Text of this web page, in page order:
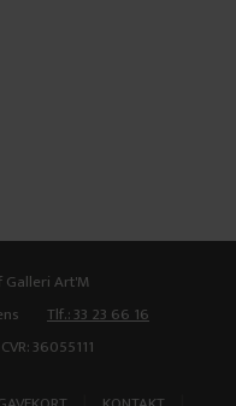
Galleri Art'M
Tlf.: 33 23 66 16
CVR: 36055111